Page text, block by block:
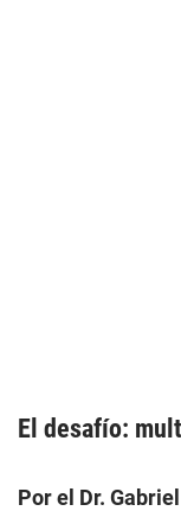
El desafío:
Por el Dr.